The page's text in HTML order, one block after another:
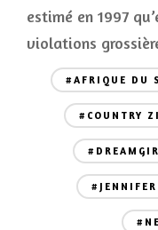
estimé en 1997
violations
#AFRIQUE DU
#COUNTRY